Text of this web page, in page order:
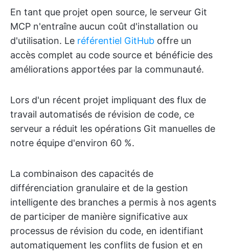
En tant que projet open source, le serveur Git
MCP n'entraîne aucun coût d'installation ou
d'utilisation. Le référentiel GitHub offre un
accès complet au code source et bénéficie des
améliorations apportées par la communauté.
Lors d'un récent projet impliquant des flux de
travail automatisés de révision de code, ce
serveur a réduit les opérations Git manuelles de
notre équipe d'environ 60 %.
La combinaison des capacités de
différenciation granulaire et de la gestion
intelligente des branches a permis à nos agents
de participer de manière significative aux
processus de révision du code, en identifiant
automatiquement les conflits de fusion et en